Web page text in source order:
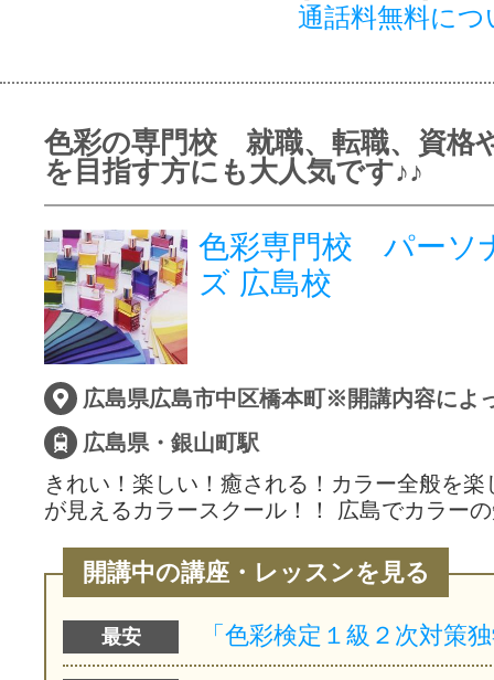
通話料無料につ
色彩の専門校 就職、転職、資格
を目指す方にも大人気です♪♪
色彩専門校 パーソ
ズ 広島校
広島県広島市中区橋本町※開講内容によ
広島県・銀山町駅
きれい！楽しい！癒される！カラー全般を
が見えるカラースクール！！ 広島でカラー
開講中の講座・レッスンを見る
最安